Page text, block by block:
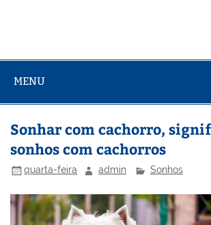
MENU
Sonhar com cachorro,
sonhos com cachorros
quarta-feira admin Sonhos